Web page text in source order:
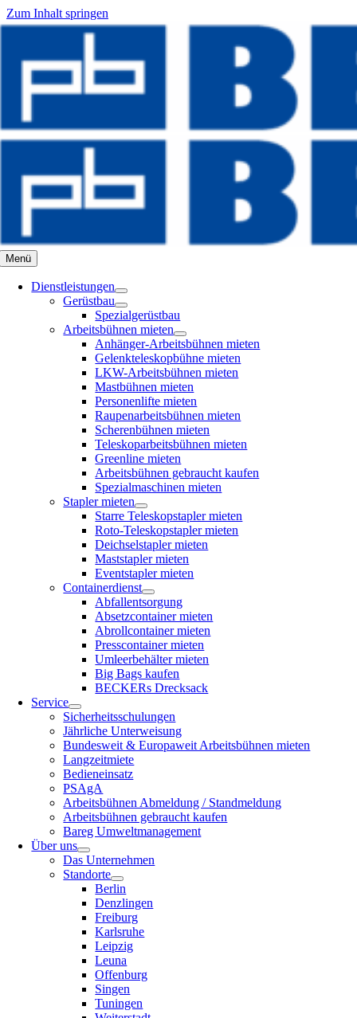
Zum Inhalt springen
Menü
Dienstleistungen
Gerüstbau
Spezialgerüstbau
Arbeitsbühnen mieten
Anhänger-Arbeitsbühnen mieten
Gelenkteleskopbühne mieten
LKW-Arbeitsbühnen mieten
Mastbühnen mieten
Personenlifte mieten
Raupenarbeitsbühnen mieten
Scherenbühnen mieten
Teleskoparbeitsbühnen mieten
Greenline mieten
Arbeitsbühnen gebraucht kaufen
Spezialmaschinen mieten
Stapler mieten
Starre Teleskopstapler mieten
Roto-Teleskopstapler mieten
Deichselstapler mieten
Maststapler mieten
Eventstapler mieten
Containerdienst
Abfallentsorgung
Absetzcontainer mieten
Abrollcontainer mieten
Presscontainer mieten
Umleerbehälter mieten
Big Bags kaufen
BECKERs Drecksack
Service
Sicherheitsschulungen
Jährliche Unterweisung
Bundesweit & Europaweit Arbeitsbühnen mieten
Langzeitmiete
Bedieneinsatz
PSAgA
Arbeitsbühnen Abmeldung / Standmeldung
Arbeitsbühnen gebraucht kaufen
Bareg Umweltmanagement
Über uns
Das Unternehmen
Standorte
Berlin
Denzlingen
Freiburg
Karlsruhe
Leipzig
Leuna
Offenburg
Singen
Tuningen